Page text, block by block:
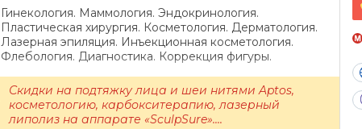
Гинекология. Маммология. Эндокринология.
Пластическая хирургия. Косметология. Дерматология.
Лазерная эпиляция. Инъекционная косметология.
Флебология. Диагностика. Коррекция фигуры.
Скидки на подтяжку лица и шеи нитями Aptos,
косметологию, карбокситерапию, лазерный
липолиз на аппарате «SculpSure»....